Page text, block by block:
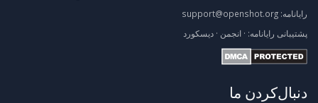
رایانامه: support@openshot.org
پشتیبانی رایانامه: · انجمن · دیسکورد
دنبال‌کردن ما